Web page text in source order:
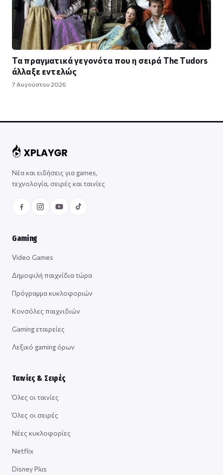
Τα πραγματικά γεγονότα που η σειρά The Tudors
άλλαξε εντελώς
7 Αυγούστου 2026
Νέα και ειδήσεις για games,
τεχνολογία, σειρές και ταινίες
Gaming
Video Games
Δημοφιλή παιχνίδια τώρα
Πρόγραμμα κυκλοφοριών
Κονσόλες παιχνιδιών
Gaming εταιρείες
Λεξικό gaming όρων
Ταινίες & Σειρές
Όλες οι ταινίες
Όλες οι σειρές
Νέες κυκλοφορίες
Netflix
Disney Plus